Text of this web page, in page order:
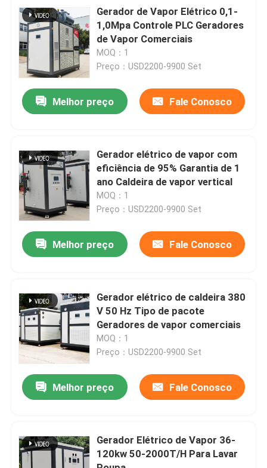
Produtos
Vídeos
Sobre nós
Controle da qualidade
Contacte-nos
Notícia
caldeira a gasóleo
Gerador de Vapor Elétrico 0,1-
1,0Mpa Controle PLC Geradores
de Vapor Comerciais
MOQ：1
Preço：USD2200-9900 Set
Melhor preço Fale Conosco
Gerador elétrico de vapor com
eficiência de 95% Garantia de 1
ano Caldeira de vapor vertical
MOQ：1
Preço：USD2200-9900 Set
Melhor preço Fale Conosco
Gerador elétrico de caldeira 380
V 50 Hz Tipo de pacote
Geradores de vapor comerciais
MOQ：1
Preço：USD2200-9900 Set
Melhor preço Fale Conosco
Gerador Elétrico de Vapor 36-
120kw 50-2000T/H Para Lavar